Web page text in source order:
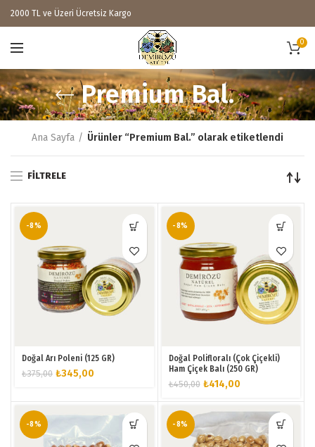
2000 TL ve Üzeri Ücretsiz Kargo
0
Premium Bal.
Ana Sayfa Ürünler “Premium Bal.” olarak etiketlendi
FILTRELE
-8%
Doğal Arı Poleni (125 GR)
₺375,00 Orijinal
₺345,00
-8%
Doğal Polifloralı (Çok Çiçekli)
Ham Çiçek Balı (250 GR)
₺450,00 Orijinal
₺450,00.
₺414,00Şu
fiyat:
₺414,00.
-8% -8%